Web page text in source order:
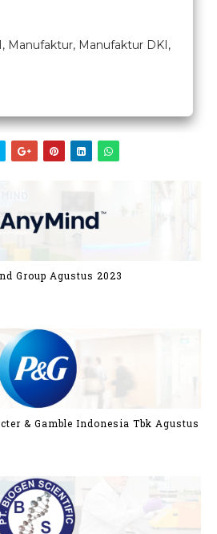
Manufaktur, Manufaktur DKI,
Group Agustus 2023
& Gamble Indonesia Tbk Agustus